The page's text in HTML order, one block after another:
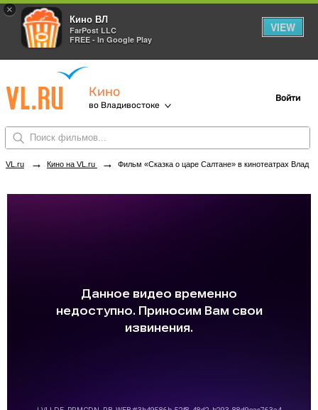
×
Кино ВЛ
FarPost LLC
FREE - In Google Play
VIEW
Кино
во Владивостоке
Войти
VL.ru → Кино на VL.ru → Фильм «Сказка о царе Салтане» в кинотеатрах Владивостока. Купить билеты!